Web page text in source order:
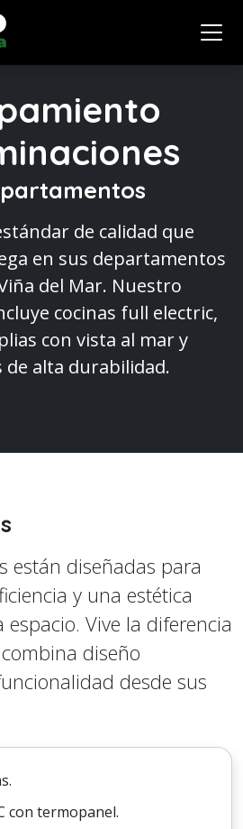
de calidad que
en sus departamentos
del Mar. Nuestro
cocinas full electric,
con vista al mar y
de alta durabilidad.
están diseñadas para
y una estética
Vive la diferencia
diseño
desde sus
con termopanel.